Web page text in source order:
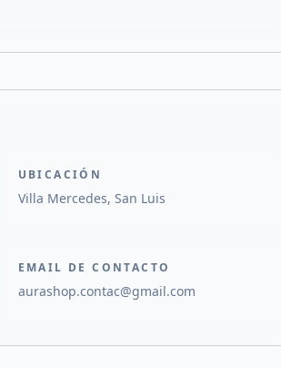
UBICACIÓN
Villa Mercedes, San Luis
EMAIL DE CONTACTO
aurashop.contac@gmail.com